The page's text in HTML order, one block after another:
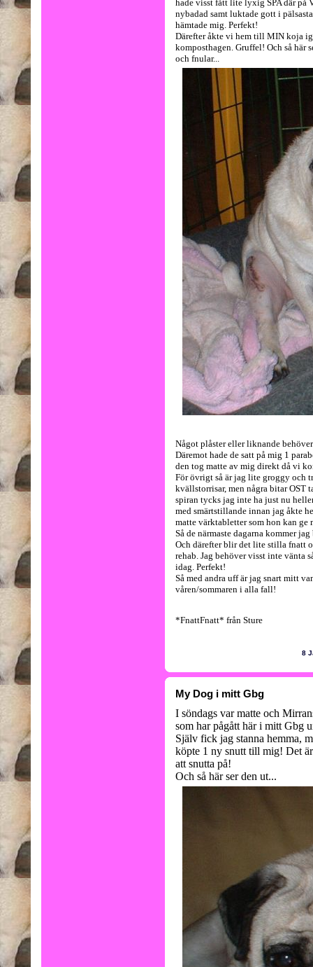
hade visst fått lite lyxig SPA där på
nybadad samt luktade gott i
hämtade mig. Perfekt!
Därefter åkte vi hem till MIN koja
komposthagen. Gruffel! Och så här
och fnular...
Något plåster eller liknande
Däremot hade de satt på mig 1
den tog matte av mig direkt då vi
För övrigt så är jag lite groggy och
kvällstorrisar, men några bitar
spiran tycks jag inte ha just nu
med smärtstillande innan jag åkte
matte värktabletter som hon kan ge
Så de närmaste dagarna kommer
Och därefter blir det lite stilla fnatt
rehab. Jag behöver visst inte vänta
idag. Perfekt!
Så med andra uff är jag snart mitt
våren/sommaren i alla fall!
*FnattFnatt* från Sture
8
My Dog i mitt Gbg
I söndags var matte och
som har pågått här i mitt Gbg
Själv fick jag stanna hemma,
köpte 1 ny snutt till mig! Det
att snutta på!
Och så här ser den ut...